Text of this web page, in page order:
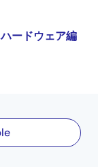
ードウェア編